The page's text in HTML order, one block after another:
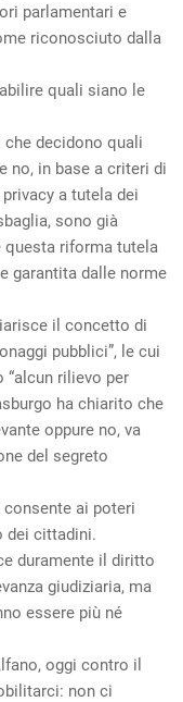
parlamentari e
riconosciuto dalla
quali siano le
decidono quali
no, in base a criteri di
a tutela dei
sono già
questa riforma tutela
garantita dalle norme
il concetto di
pubblici”, le cui
rilievo per
ha chiarito che
oppure no, va
del segreto
ai poteri
dei cittadini.
duramente il diritto
giudiziaria, ma
essere più né
oggi contro il
non ci